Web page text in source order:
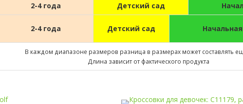
2-4 года Детский сад
2-4 года Детский сад
В каждом диапазоне размеров разница в размерах может составлять
Длина зависит от фактического продукта